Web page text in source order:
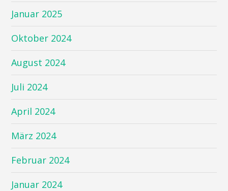
Januar 2025
Oktober 2024
August 2024
Juli 2024
April 2024
März 2024
Februar 2024
Januar 2024